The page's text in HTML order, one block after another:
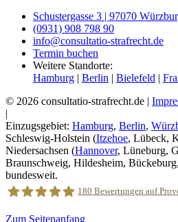
Schustergasse 3 | 97070
(0931) 908 798 90
info@consultatio-strafrecht.de
Termin buchen
Weitere Standorte:
Hamburg
Berlin Bielefeld
© 2026 consultatio-strafrecht.de |
Einzugsgebiet: Hamburg, Berlin,
Schleswig-Holstein (Itzehoe, Lübeck,
Niedersachsen (Hannover, Lüneburg,
Braunschweig, Hildesheim,
bundesweit.
180 Bewertungen auf
Zum Seitenanfang